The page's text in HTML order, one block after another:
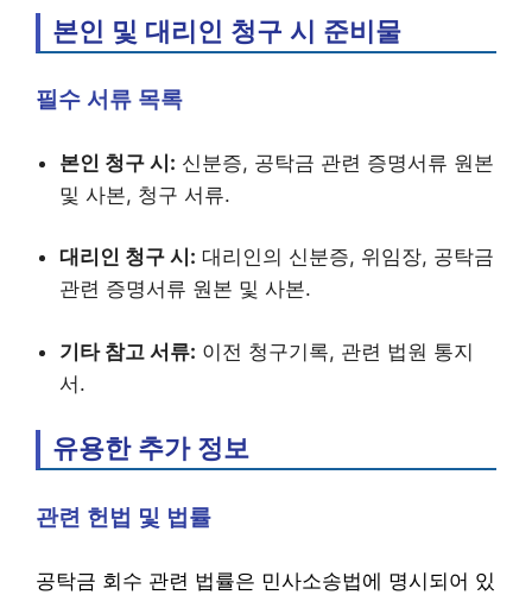
본인 및 대리인 청구 시 준비물
필수 서류 목록
본인 청구 시: 신분증, 공탁금 관련 증명서류 원본
및 사본, 청구 서류.
대리인 청구 시: 대리인의 신분증, 위임장, 공탁금
관련 증명서류 원본 및 사본.
기타 참고 서류: 이전 청구기록, 관련 법원 통지
서.
유용한 추가 정보
관련 헌법 및 법률
공탁금 회수 관련 법률은 민사소송법에 명시되어 있